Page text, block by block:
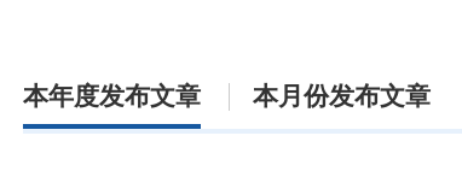
本年度发布文章 本月份发布文章